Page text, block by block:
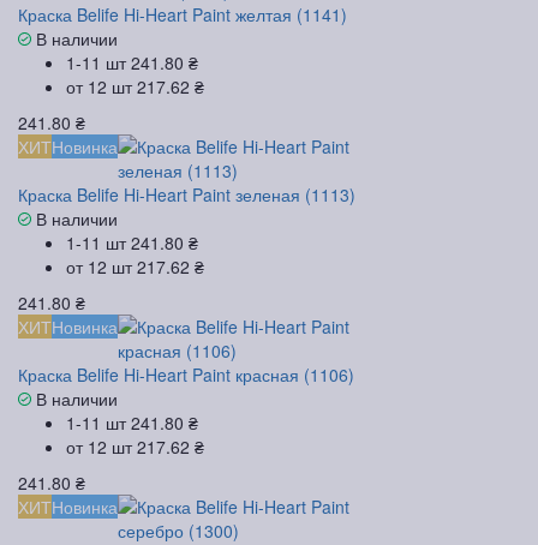
Краска Belife Hi-Heart Paint желтая (1141)
В наличии
1-11 шт241.80 ₴
от 12 шт217.62 ₴
241.80 ₴
ХИТНовинка
Краска Belife Hi-Heart Paint зеленая (1113)
В наличии
1-11 шт241.80 ₴
от 12 шт217.62 ₴
241.80 ₴
ХИТНовинка
Краска Belife Hi-Heart Paint красная (1106)
В наличии
1-11 шт241.80 ₴
от 12 шт217.62 ₴
241.80 ₴
ХИТНовинка